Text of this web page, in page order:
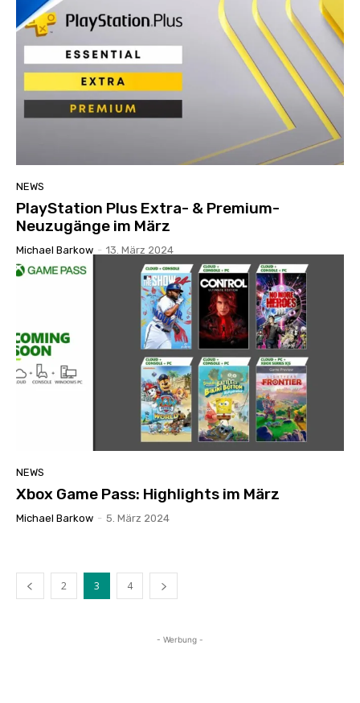
NEWS
PlayStation Plus Extra- & Premium-
Neuzugänge im März
Michael Barkow - 13. März 2024
NEWS
Xbox Game Pass: Highlights im März
Michael Barkow - 5. März 2024
2 3 4
- Werbung -